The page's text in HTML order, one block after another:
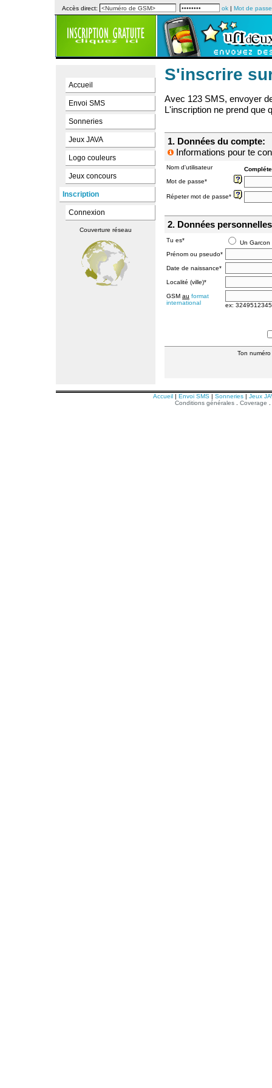
Accès direct: ok | Mot de
Accueil
Envoi SMS
Sonneries
Jeux JAVA
Logo couleurs
Jeux concours
Inscription
Connexion
Couverture réseau
S'inscrire
Avec 123 SMS, envoyer
L'inscription ne prend que
1. Données du compte:
Informations pour te
Nom d'utilisateur
Mot de passe*
Répeter mot de passe*
2. Données
Tu es*
Un Garcon
Prénom ou pseudo*
Date de naissance*
Localité (ville)*
GSM au format
international
ex:
Ton
Accueil| Envoi SMS| Sonneries| Jeux
Conditions générales. Coverage